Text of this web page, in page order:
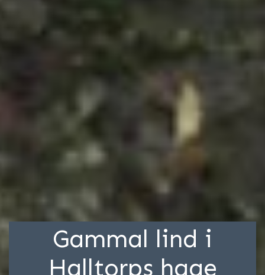
Gammal lind i
Halltorps hage